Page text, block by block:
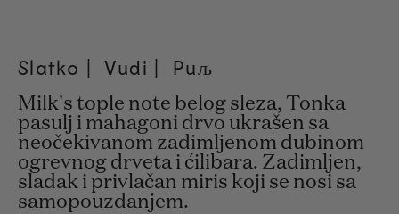
Slatko | Vudi | Puљ
Milk's tople note belog sleza, Tonka
pasulj i mahagoni drvo ukrašen sa
neočekivanom zadimljenom dubinom
ogrevnog drveta i ćilibara. Zadimljen,
sladak i privlačan miris koji se nosi sa
samopouzdanjem.